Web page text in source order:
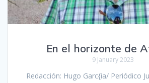
En el horizonte de
9 January 2023
Redacción: Hugo Garc{ia/ Periódico